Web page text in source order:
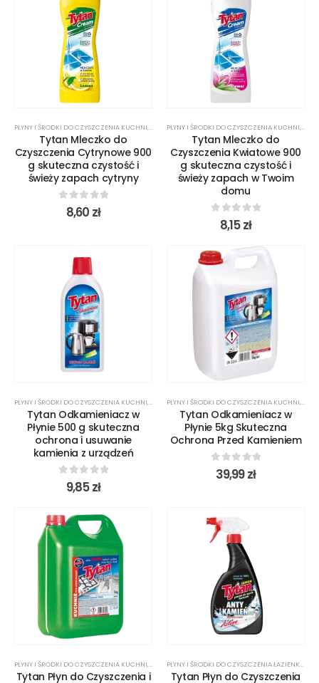
PŁYNY I ŚRODKI DO CZYSZCZENIA KUCHNI,ŚRODKI CZYSTOŚCI
Tytan Mleczko do
Czyszczenia Cytrynowe 900
g skuteczna czystość i
świeży zapach cytryny
out of 5
8,60 zł
PŁYNY I ŚRODKI DO CZYSZCZENIA KUCHNI,
Tytan Mleczko do
Czyszczenia Kwiatowe 900
g skuteczna czystość i
świeży zapach w Twoim
domu
out of 5
8,15zł
PŁYNY I ŚRODKI DO CZYSZCZENIA KUCHNI,ŚRODKI CZYSTOŚCI
Tytan Odkamieniacz w
Płynie 500 g skuteczna
ochrona i usuwanie
kamienia z urządzeń
out of 5
9,85zł
PŁYNY I ŚRODKI DO CZYSZCZENIA KUCHNI,
Tytan Odkamieniacz w
Płynie 5kg Skuteczna
Ochrona Przed Kamieniem
out of 5
39,99zł
PŁYNY I ŚRODKI DO CZYSZCZENIA KUCHNI,ŚRODKI CZYSTOŚCI
Tytan Płyn do Czyszczenia i
PŁYNY I ŚRODKI DO CZYSZCZENIA ŁAZIENKI,
Tytan Płyn do Czyszczenia